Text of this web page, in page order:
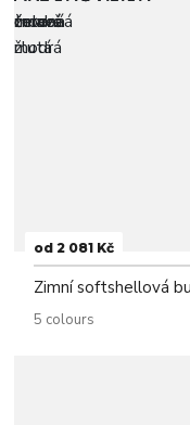
od 2 081 Kč
Zimní softshellová
5 colours